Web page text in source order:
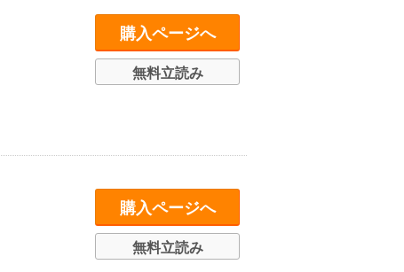
購入ページへ
無料立読み
購入ページへ
無料立読み